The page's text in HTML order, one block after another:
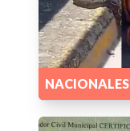
NACIONALES